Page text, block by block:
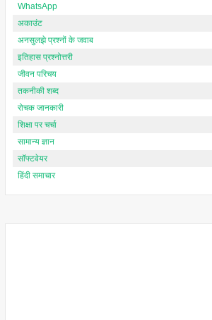
WhatsApp
अकाउंट
अनसुलझे प्रश्नों के जवाब
इतिहास प्रश्नोत्तरी
जीवन परिचय
तकनीकी शब्द
रोचक जानकारी
शिक्षा पर चर्चा
सामान्य ज्ञान
सॉफ्टवेयर
हिंदी समाचार